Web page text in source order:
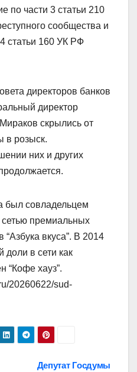
по части 3 статьи 210
сообщества и
статьи 160 УК РФ
директоров банков
директор
скрылись от
в розыск.
них и других
был совладельцем
премиальных
“Азбука вкуса”. В 2014
доли в сети как
“Кофе хауз”.
20260622/sud-
Депутат Госдумы